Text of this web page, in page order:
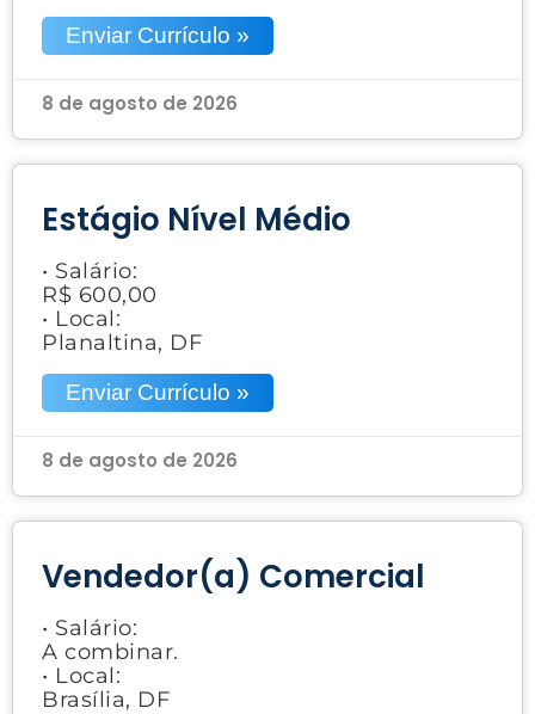
Enviar Currículo »
8 de agosto de 2026
Estágio Nível Médio
• Salário:
R$ 600,00
• Local:
Planaltina, DF
Enviar Currículo »
8 de agosto de 2026
Vendedor(a) Comercial
• Salário:
A combinar.
• Local:
Brasília, DF